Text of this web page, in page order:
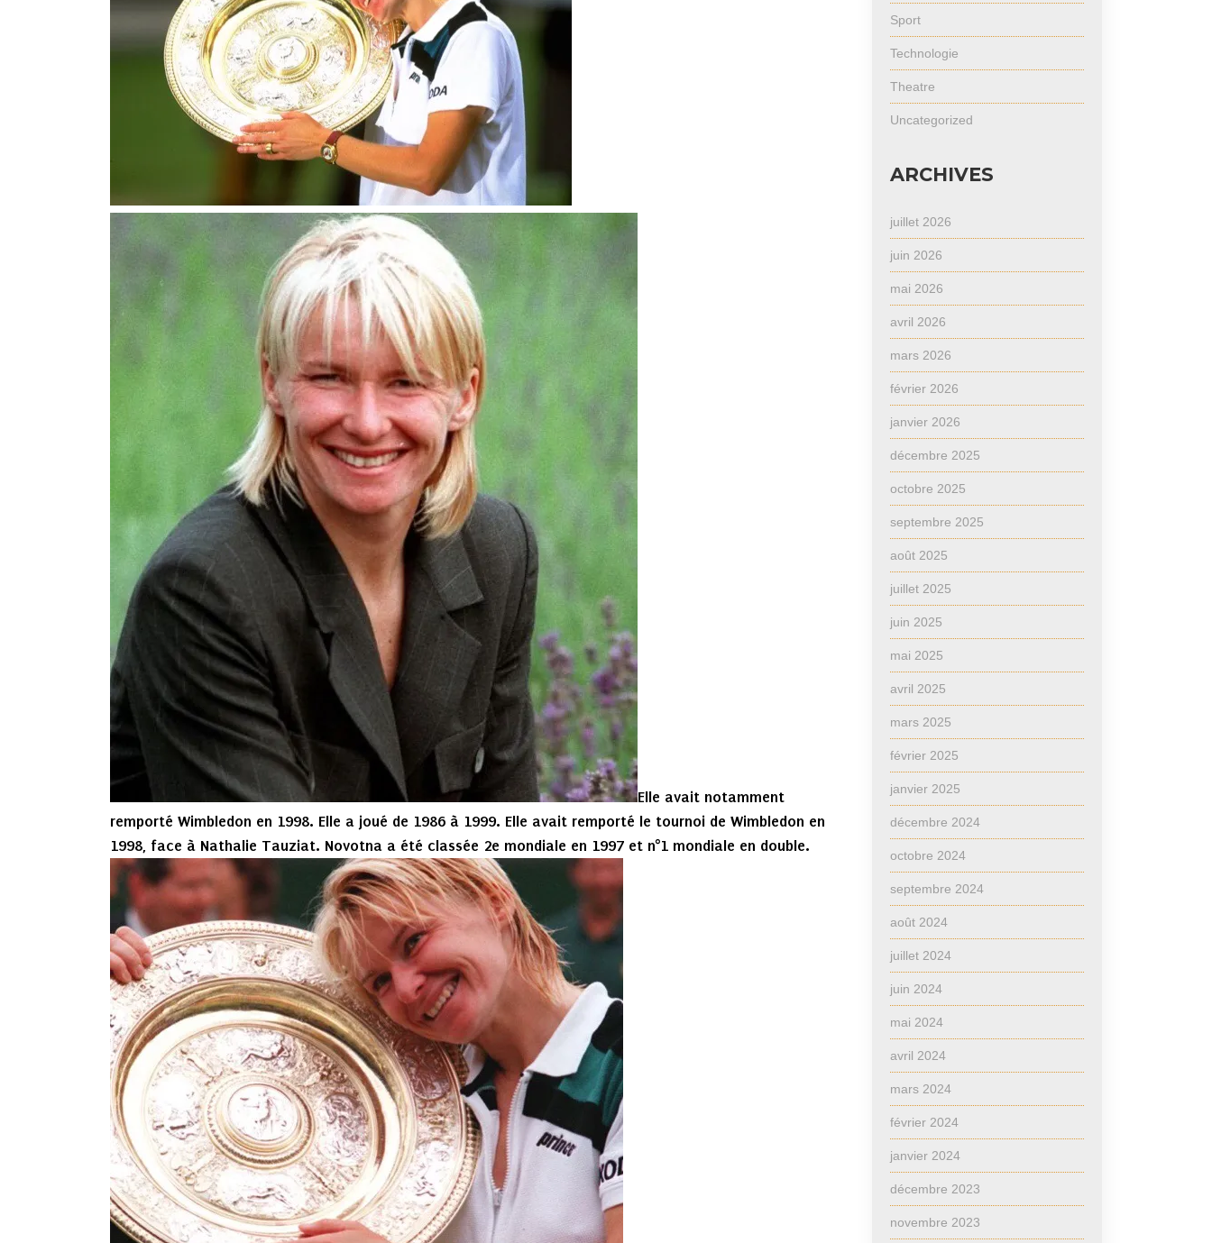
Elle avait notamment
remporté Wimbledon en 1998. Elle a joué de 1986 à 1999. Elle avait remporté le tournoi de Wimbledon en
1998, face à Nathalie Tauziat. Novotna a été classée 2e mondiale en 1997 et n°1 mondiale en double.
Sport
Technologie
Theatre
Uncategorized
ARCHIVES
juillet 2026
juin 2026
mai 2026
avril 2026
mars 2026
février 2026
janvier 2026
décembre 2025
octobre 2025
septembre 2025
août 2025
juillet 2025
juin 2025
mai 2025
avril 2025
mars 2025
février 2025
janvier 2025
décembre 2024
octobre 2024
septembre 2024
août 2024
juillet 2024
juin 2024
mai 2024
avril 2024
mars 2024
février 2024
janvier 2024
décembre 2023
novembre 2023